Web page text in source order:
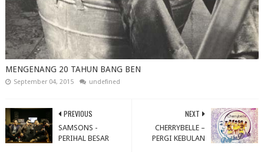
MENGENANG 20 TAHUN BANG BEN
September 04, 2015 undefined
NEXT
CHERRYBELLE –
PERGI KEBULAN
PREVIOUS
SAMSONS -
PERIHAL BESAR